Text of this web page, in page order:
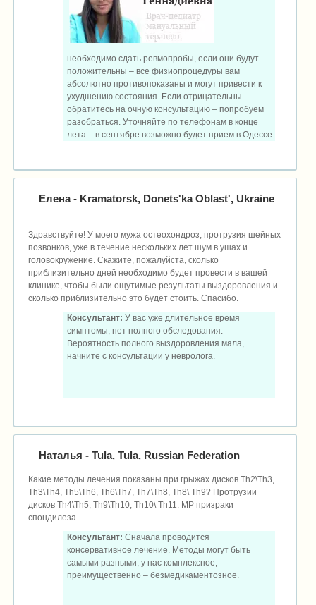
необходимо сдать ревмопробы, если они будут
положительны – все физиопроцедуры вам
абсолютно противопоказаны и могут привести к
ухудшению состояния. Если отрицательны
обратитесь на очную консультацию – попробуем
разобраться. Уточняйте по телефонам в конце
лета – в сентябре возможно будет прием в Одессе.
Елена- Kramatorsk, Donets'ka Oblast', Ukraine
Здравствуйте! У моего мужа остеохондроз, протрузия шейных
позвонков, уже в течение нескольких лет шум в ушах и
головокружение. Скажите, пожалуйста, сколько
приблизительно дней необходимо будет провести в вашей
клинике, чтобы были ощутимые результаты выздоровления и
сколько приблизительно это будет стоить. Спасибо.
Консультант: У вас уже длительное время
симптомы, нет полного обследования.
Вероятность полного выздоровления мала,
начните с консультации у невролога.
Наталья - Tula, Tula, Russian Federation
Какие методы лечения показаны при грыжах дисков Th2\Th3,
Th3\Th4, Th5\Th6, Th6\Th7, Th7\Th8, Th8\ Th9? Протрузии
дисков Th4\Th5, Th9\Th10, Th10\ Th11. МР призраки
спондилеза.
Консультант: Сначала проводится
консервативное лечение. Методы могут быть
самыми разными, у нас комплексное,
преимущественно – безмедикаментозное.